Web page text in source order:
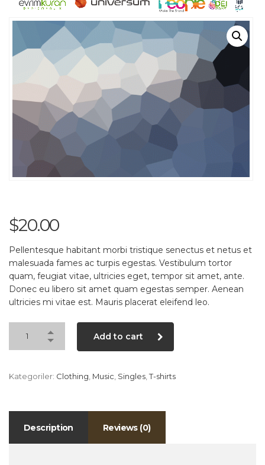
$20.00
Pellentesque habitant morbi tristique senectus et netus et
malesuada fames ac turpis egestas. Vestibulum tortor
quam, feugiat vitae, ultricies eget, tempor sit amet, ante.
Donec eu libero sit amet quam egestas semper. Aenean
ultricies mi vitae est. Mauris placerat eleifend leo.
Add to cart
Kategoriler: Clothing, Music, Singles,T-shirts
Description Reviews (0)